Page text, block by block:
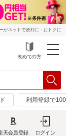
がネットで便利に・おトクに
初めての方
利用登録で
天会員登録 ログイン